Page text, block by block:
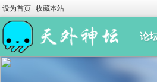
设为首页 收藏本站
论